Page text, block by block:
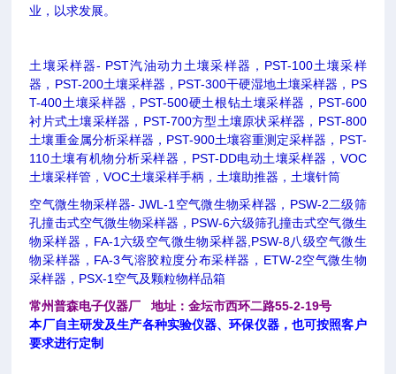
业，以求发展。
土壤采样器- PST汽油动力土壤采样器，PST-100土壤采样
器，PST-200土壤采样器，PST-300干硬湿地土壤采样器，PS
T-400土壤采样器，PST-500硬土根钻土壤采样器，PST-600
衬片式土壤采样器，PST-700方型土壤原状采样器，PST-800
土壤重金属分析采样器，PST-900土壤容重测定采样器，PST-
110土壤有机物分析采样器，PST-DD电动土壤采样器，VOC
土壤采样管，VOC土壤采样手柄，土壤助推器，土壤针筒
空气微生物采样器- JWL-1空气微生物采样器，PSW-2二级筛
孔撞击式空气微生物采样器，PSW-6六级筛孔撞击式空气微生
物采样器，FA-1六级空气微生物采样器,PSW-8八级空气微生
物采样器，FA-3气溶胶粒度分布采样器，ETW-2空气微生物
采样器，PSX-1空气及颗粒物样品箱
常州普森电子仪器厂 地址：金坛市西环二路55-2-19号
本厂自主研发及生产各种实验仪器、环保仪器，也可按照客户
要求进行定制